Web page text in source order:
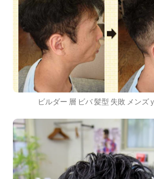
ビルダー 層 ビバ 髪型 失敗 メンズ